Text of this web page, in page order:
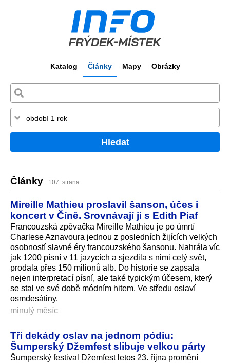
Katalog Články Mapy Obrázky
Hledat
Články 107. strana
Mireille Mathieu proslavil šanson, účes i
koncert v Číně. Srovnávají ji s Edith Piaf
Francouzská zpěvačka Mireille Mathieu je po úmrtí
Charlese Aznavoura jednou z posledních žijících velkých
osobností slavné éry francouzského šansonu. Nahrála víc
jak 1200 písní v 11 jazycích a sjezdila s nimi celý svět,
prodala přes 150 milionů alb. Do historie se zapsala
nejen interpretací písní, ale také typickým účesem, který
se stal ve své době módním hitem. Ve středu oslaví
osmdesátiny.
minulý měsíc
Tři dekády oslav na jednom pódiu:
Šumperský Džemfest slibuje velkou párty
Šumperský festival Džemfest letos 23. října promění